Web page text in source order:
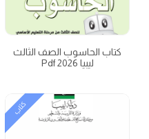
كتاب الحاسوب الصف الثالث
ليبيا 2026 Pdf
كتاب